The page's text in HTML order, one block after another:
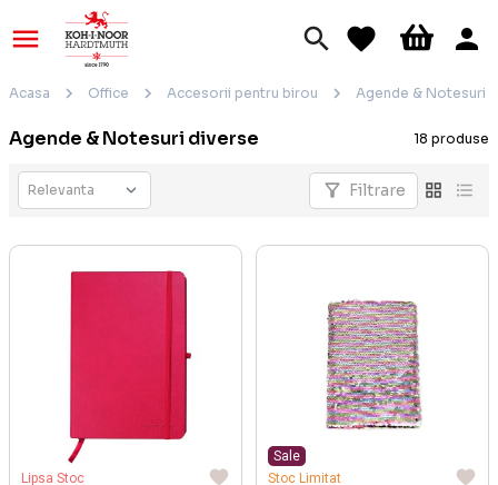
Acasa Office Accesorii pentru birou Agende & Notesuri
Agende & Notesuri diverse 18 produse
Filtrare
Lipsa Stoc
Sale
Stoc Limitat